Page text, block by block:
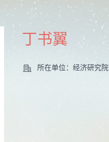
丁书翼
所在单位：经济研究院